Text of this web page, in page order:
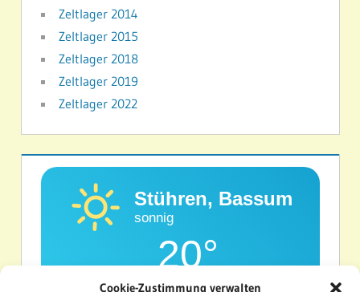
Cookie-Zustimmung verwalten
Zeltlager 2014
Zeltlager 2015
Zeltlager 2018
Zeltlager 2019
Zeltlager 2022
Stühren, Bassum
sonnig
20°